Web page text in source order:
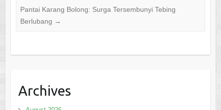
Pantai Karang Bolong: Surga Tersembunyi Tebing
Berlubang →
Archives